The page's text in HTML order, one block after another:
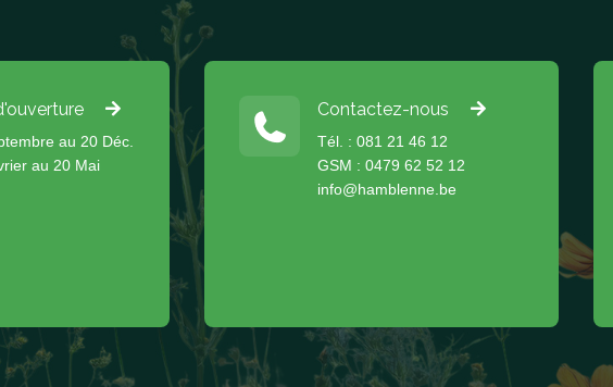
au 20 Déc.
au 20 Mai
Contactez-nous
Tél. : 081 21 46 12
GSM : 0479 62 52 12
info@hamblenne.be